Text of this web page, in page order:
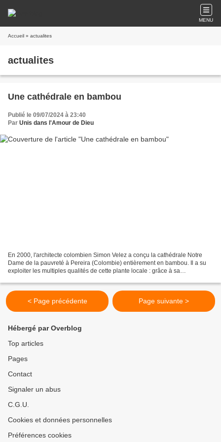
MENU
Accueil » actualites
actualites
Une cathédrale en bambou
Publié le 09/07/2024 à 23:40
Par Unis dans l'Amour de Dieu
En 2000, l'architecte colombien Simon Velez a conçu la cathédrale Notre
Dame de la pauvreté à Pereira (Colombie) entièrement en bambou. Il a su
exploiter les multiples qualités de cette plante locale : grâce à sa
< Page précédente Page suivante >
Hébergé par Overblog
Top articles
Pages
Contact
Signaler un abus
C.G.U.
Cookies et données personnelles
Préférences cookies